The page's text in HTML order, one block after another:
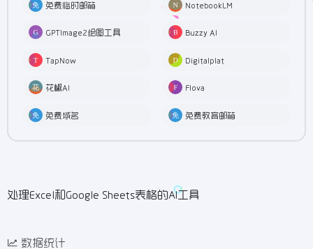
免费临时邮箱 NotebookLM
GPTImage2绘图工具 Buzzy AI
TapNow Digitalplat
花椒AI Flova
免费域名 免费教育邮箱
处理Excel和Google Sheets表格的AI工具
数据统计